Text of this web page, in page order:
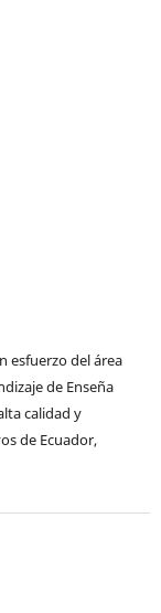
esfuerzo del área
de Enseña
calidad y
de Ecuador,